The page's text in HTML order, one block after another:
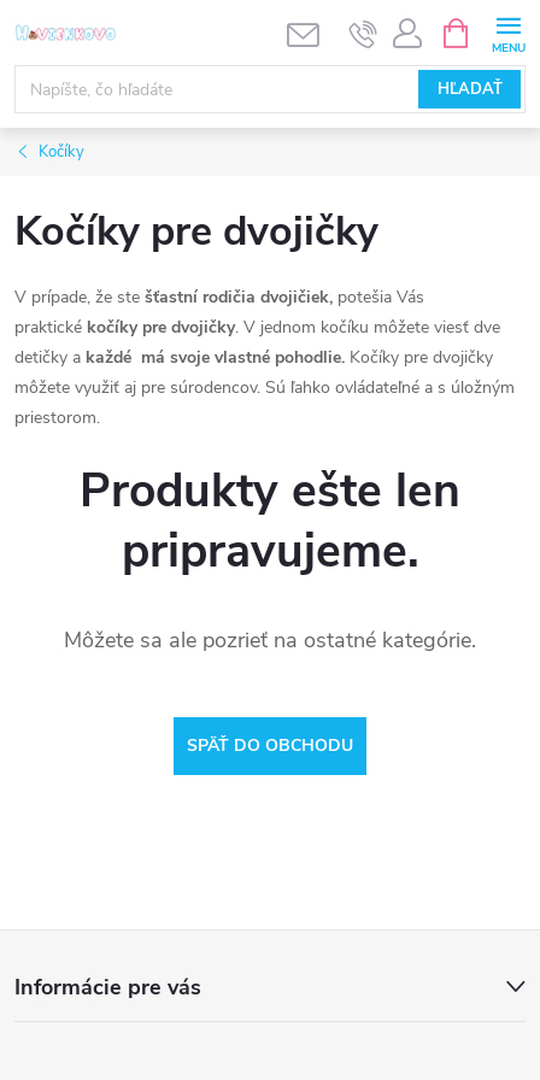
na
obsah
HĽADAŤ
KOŠÍK
Kočíky
Kočíky pre dvojičky
V prípade, že ste šťastní rodičia dvojičiek, potešia Vás
praktické kočíky pre dvojičky. V jednom kočíku môžete viesť dve
detičky a každé má svoje vlastné pohodlie. Kočíky pre dvojičky
môžete využiť aj pre súrodencov. Sú ľahko ovládateľné a s úložným
priestorom.
Produkty ešte len
pripravujeme.
Môžete sa ale pozrieť na ostatné kategórie.
SPÄŤ DO OBCHODU
Informácie pre vás